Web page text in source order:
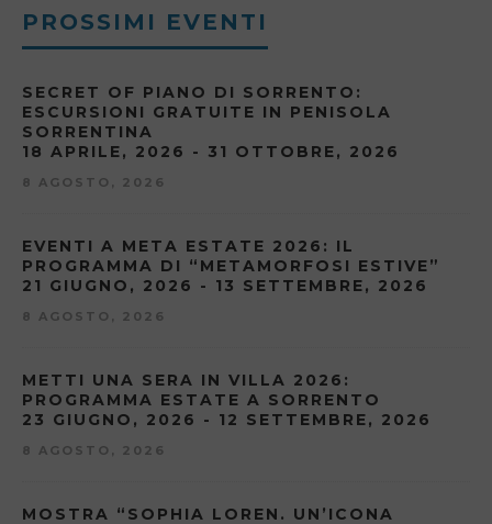
PROSSIMI EVENTI
SECRET OF PIANO DI SORRENTO:
ESCURSIONI GRATUITE IN PENISOLA
SORRENTINA
18 APRILE, 2026 - 31 OTTOBRE, 2026
8 AGOSTO, 2026
EVENTI A META ESTATE 2026: IL
PROGRAMMA DI “METAMORFOSI ESTIVE”
21 GIUGNO, 2026 - 13 SETTEMBRE, 2026
8 AGOSTO, 2026
METTI UNA SERA IN VILLA 2026:
PROGRAMMA ESTATE A SORRENTO
23 GIUGNO, 2026 - 12 SETTEMBRE, 2026
8 AGOSTO, 2026
MOSTRA “SOPHIA LOREN. UN’ICONA